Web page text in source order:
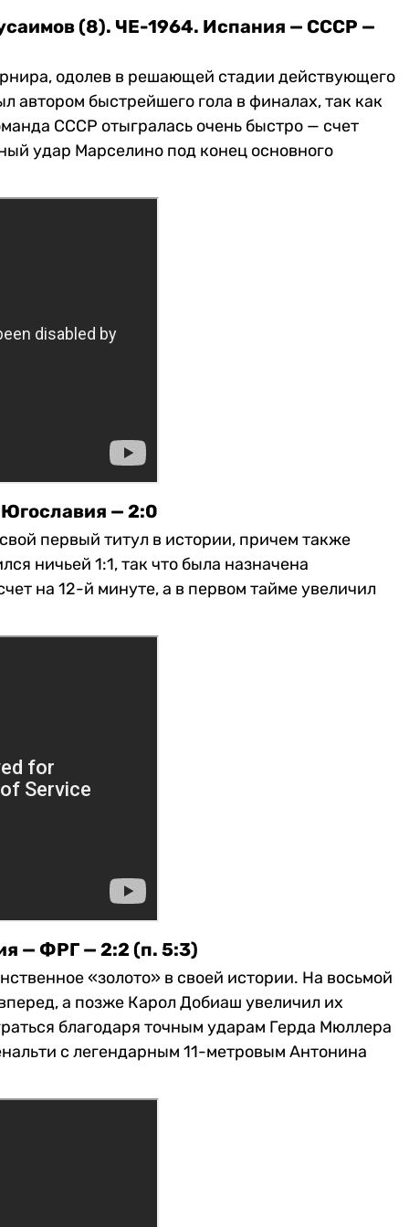
(8). ЧЕ-1964. Испания — СССР —
одолев в решающей стадии действующего
быстрейшего гола в финалах, так как
СССР отыгралась очень быстро — счет
удар Марселино под конец основного
— 2:0
первый титул в истории, причем также
ничьей 1:1, так что была назначена
на 12-й минуте, а в первом тайме увеличил
— ФРГ — 2:2 (п. 5:3)
«золото» в своей истории. На восьмой
а позже Карол Добиаш увеличил их
благодаря точным ударам Герда Мюллера
с легендарным 11-метровым Антонина